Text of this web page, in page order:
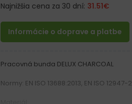
Najnižšia cena za 30 dní: 31.51€
Informácie o doprave a platbe
Pracovná bunda DELUX CHARCOAL
Normy: EN ISO 13688:2013, EN ISO 12947-